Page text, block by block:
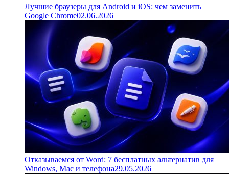
Лучшие браузеры для Android и iOS: чем заменить
Google Chrome02.06.2026
Отказываемся от Word: 7 бесплатных альтернатив для
Windows, Mac и телефона29.05.2026